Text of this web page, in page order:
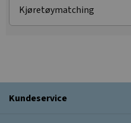
Kjøretøymatching
Kundeservice